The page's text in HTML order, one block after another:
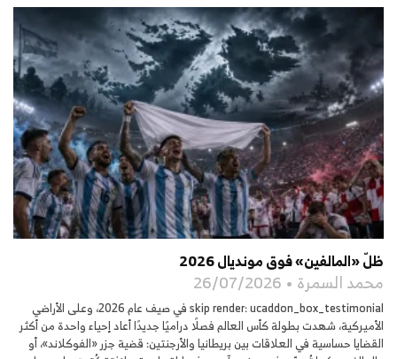
ظلّ «المالفين» فوق مونديال 2026
محمد السمرة 26/07/2026
skip render: ucaddon_box_testimonial في صيف عام 2026، وعلى الأراضي
الأميركية، شهدت بطولة كأس العالم فصلًا دراميًا جديدًا أعاد إحياء واحدة من أكثر
القضايا حساسية في العلاقات بين بريطانيا والأرجنتين: قضية جزر «الفوكلاند»، أو